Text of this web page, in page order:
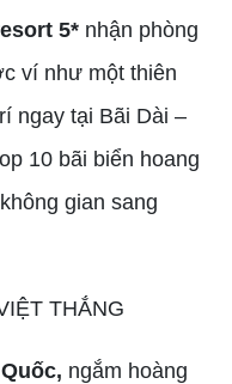
5* nhận phòng
ví như một thiên
ngay tại Bãi Dài –
10 bãi biển hoang
gian sang
ngắm hoàng